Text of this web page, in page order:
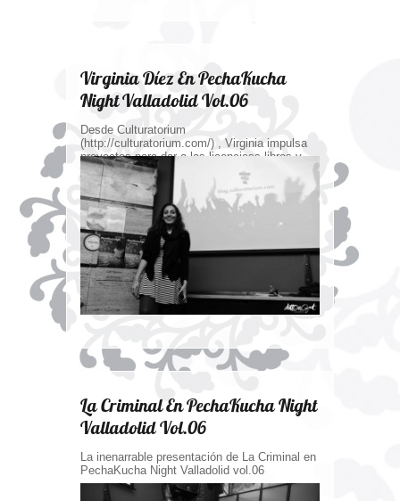
Virginia Díez En PechaKucha
Night Valladolid Vol.06
Desde Culturatorium
(http://culturatorium.com/) , Virginia impulsa
proyectos para dar a las licenciass libres y
fomentar su uso
La Criminal En PechaKucha Night
Valladolid Vol.06
La inenarrable presentación de La Criminal en
PechaKucha Night Valladolid vol.06